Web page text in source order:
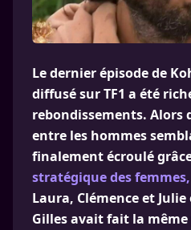
Le dernier épisode de
diffusé sur TF1 a été
rebondissements. Alors
entre les hommes
finalement écroulé
stratégique des femmes,
Laura, Clémence et
Gilles avait fait la